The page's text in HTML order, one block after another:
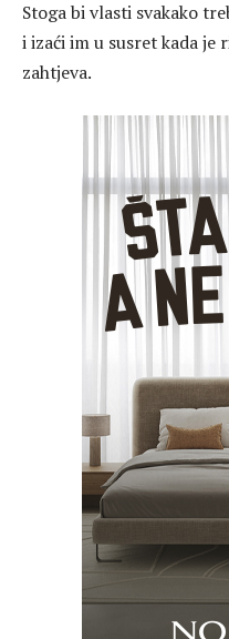
Stoga bi vlasti svakako
i izaći im u susret kada je
zahtjeva.